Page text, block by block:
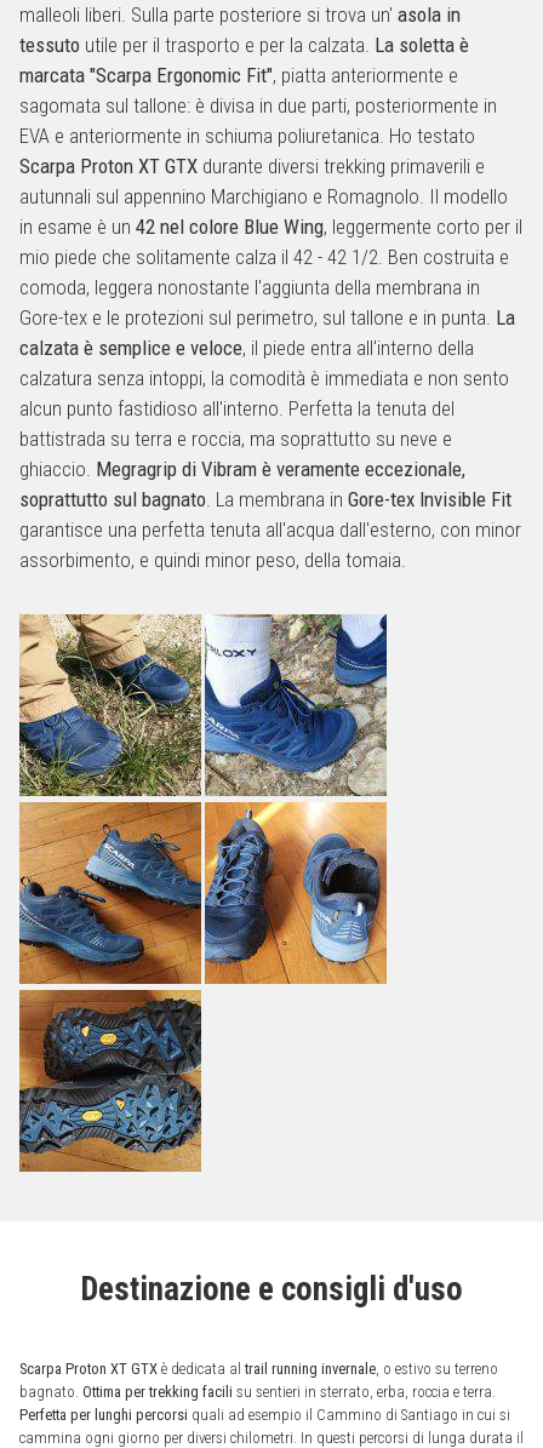
malleoli liberi. Sulla parte posteriore si trova un' asola in
tessuto utile per il trasporto e per la calzata. La soletta è
marcata "Scarpa Ergonomic Fit", piatta anteriormente e
sagomata sul tallone: è divisa in due parti, posteriormente in
EVA e anteriormente in schiuma poliuretanica. Ho testato
Scarpa Proton XT GTX durante diversi trekking primaverili e
autunnali sul appennino Marchigiano e Romagnolo. Il modello
in esame è un 42 nel colore Blue Wing, leggermente corto per il
mio piede che solitamente calza il 42 - 42 1/2. Ben costruita e
comoda, leggera nonostante l'aggiunta della membrana in
Gore-tex e le protezioni sul perimetro, sul tallone e in punta. La
calzata è semplice e veloce, il piede entra all'interno della
calzatura senza intoppi, la comodità è immediata e non sento
alcun punto fastidioso all'interno. Perfetta la tenuta del
battistrada su terra e roccia, ma soprattutto su neve e
ghiaccio. Megragrip di Vibram è veramente eccezionale,
soprattutto sul bagnato . La membrana in Gore-tex Invisible Fit
garantisce una perfetta tenuta all'acqua dall'esterno, con minor
assorbimento, e quindi minor peso, della tomaia.
Destinazione e consigli d'uso
Scarpa Proton XT GTX è dedicata altrail running invernale , o estivo su terreno
bagnato. Ottima per trekking facili su sentieri in sterrato, erba, roccia e terra.
Perfetta per lunghi percorsi quali ad esempio il Cammino di Santiago in cui si
cammina ogni giorno per diversi chilometri. In questi percorsi di lunga durata il